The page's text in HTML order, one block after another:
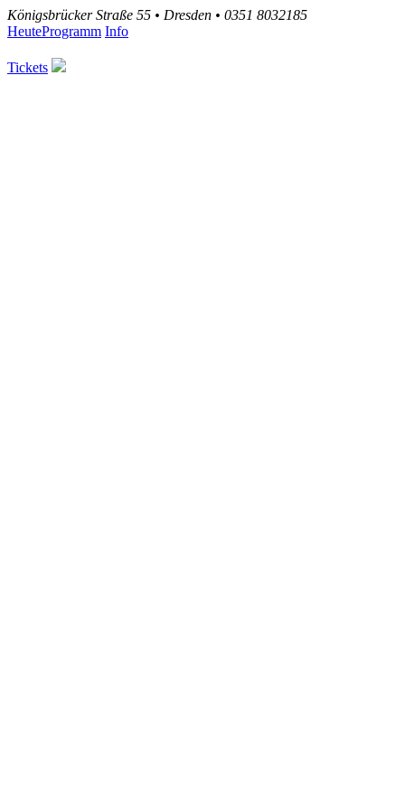
Königsbrücker Straße 55 • Dresden • 0351 8032185
HeuteProgramm Info
Tickets